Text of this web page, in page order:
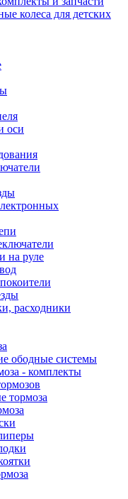
колеса для детских
оси
на руле
расходники
ободные системы
- комплекты
тормоза